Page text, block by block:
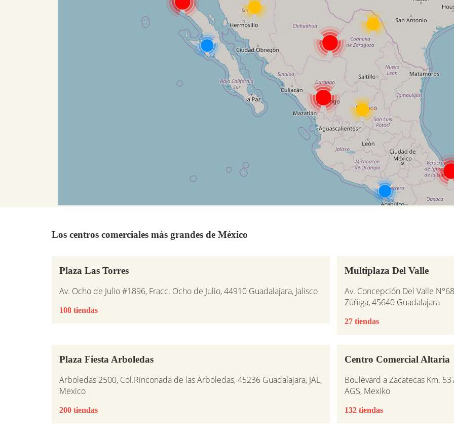
Los centros comerciales más grandes de México
Plaza Las Torres
Av. Ocho de Julio #1896, Fracc. Ocho de Julio, 44910 Guadalajara, Jalisco
108 tiendas
Multiplaza Del Valle
Av. Concepción Del Valle
Zúñiga, 45640 Guadalajara
27 tiendas
Plaza Fiesta Arboledas
Arboledas 2500, Col.Rinconada de las Arboledas, 45236 Guadalajara, JAL,
Mexico
200 tiendas
Centro Comercial Altaria
Boulevard a Zacatecas Km.
AGS, Mexiko
132 tiendas